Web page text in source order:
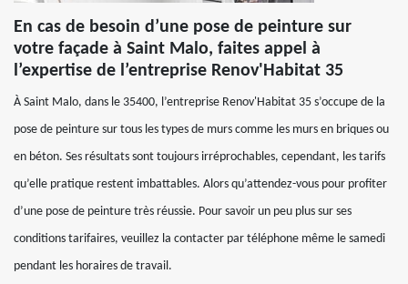
En cas de besoin d’une pose de peinture sur
votre façade à Saint Malo, faites appel à
l’expertise de l’entreprise Renov'Habitat 35
À Saint Malo, dans le 35400, l’entreprise Renov'Habitat 35 s’occupe de la
pose de peinture sur tous les types de murs comme les murs en briques ou
en béton. Ses résultats sont toujours irréprochables, cependant, les tarifs
qu’elle pratique restent imbattables. Alors qu’attendez-vous pour profiter
d’une pose de peinture très réussie. Pour savoir un peu plus sur ses
conditions tarifaires, veuillez la contacter par téléphone même le samedi
pendant les horaires de travail.